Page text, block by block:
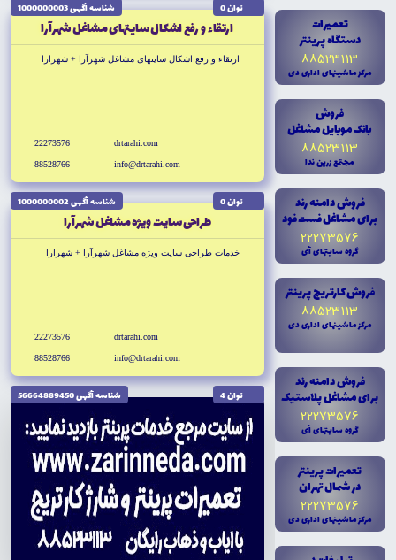
تعميرات
دستگاه پرينتر
88523113
مرکز ماشينهاى ادارى دى
فروش
بانک موبايل مشاغل
88523113
مجتمع زرين ندا
فروش دامنه رند
براى مشاغل فست فود
22273576
گروه سايتهاى آى
فروش کارتريج پرينتر
88523113
مرکز ماشينهاى ادارى دى
فروش دامنه رند
براى مشاغل پلاستيک
22273576
گروه سايتهاى آى
تعميرات پرينتر
در شمال تهران
22273576
مرکز ماشينهاى ادارى دى
توان 0 شناسه آگهى 1000000003
ارتقاء و رفع اشکال سايتهاى مشاغل شهرآرا
ارتقاء و رفع اشکال سايتهاى مشاغل شهرآرا + شهرارا
drtarahi.com
info@drtarahi.com
22273576
88528766
توان 0 شناسه آگهى 1000000002
طراحى سايت ويژه مشاغل شهرآرا
خدمات طراحى سايت ويژه مشاغل شهرآرا + شهرارا
drtarahi.com
info@drtarahi.com
22273576
88528766
توان 4 شناسه آگهى 56664889450